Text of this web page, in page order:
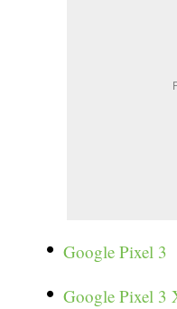
Google Pixel 3
Google Pixel 3